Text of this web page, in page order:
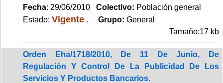
Fecha: 29/06/2010 Colectivo: Población general
Estado: Vigente . Grupo: General
Tamaño:17 kb
Orden Eha/1718/2010, De 11 De Junio, De
Regulación Y Control De La Publicidad De Los
Servicios Y Productos Bancarios.